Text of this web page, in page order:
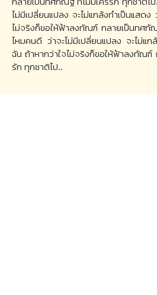
ไม่มีเปลี่ยนแปลง จะไม่แกล้งทำเป็นแสดง
ไม่จริงก็ขอให้ฟ้าลงทัณฑ์ กลายเป็นทศกั
ไหมคนดี ว่าจะไม่มีเปลี่ยนแปลง จะไม่แก
ฉัน ถ้าหากว่าใจไม่จริงก็ขอให้ฟ้าลงทัณ
รัก ทุกชาติไป..